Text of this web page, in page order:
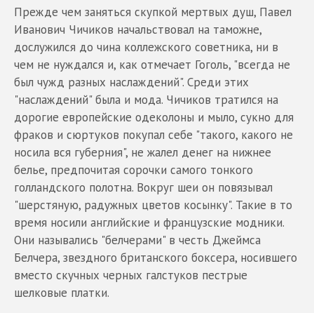
Прежде чем заняться скупкой мертвых душ, Павел
Иванович Чичиков начальствовал на таможне,
дослужился до чина коллежского советника, ни в
чем не нуждался и, как отмечает Гоголь, "всегда не
был чужд разных наслаждений". Среди этих
"наслаждений" была и мода. Чичиков тратился на
дорогие европейские одеколоны и мыло, сукно для
фраков и сюртуков покупал себе "такого, какого не
носила вся губерния", не жалел денег на нижнее
белье, предпочитая сорочки самого тонкого
голландского полотна. Вокруг шеи он повязывал
"шерстяную, радужных цветов косынку". Такие в то
время носили английские и французские модники.
Они назывались "белчерами" в честь Джеймса
Белчера, звездного британского боксера, носившего
вместо скучных черных галстуков пестрые
шелковые платки.